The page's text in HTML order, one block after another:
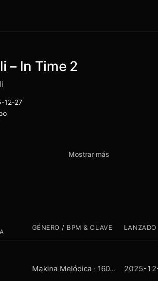
– In Time 2
12-27
Mostrar más
GÉNERO / BPM & CLAVE LANZADO
Makina Melódica · 160 BPM · E Minor 2025-